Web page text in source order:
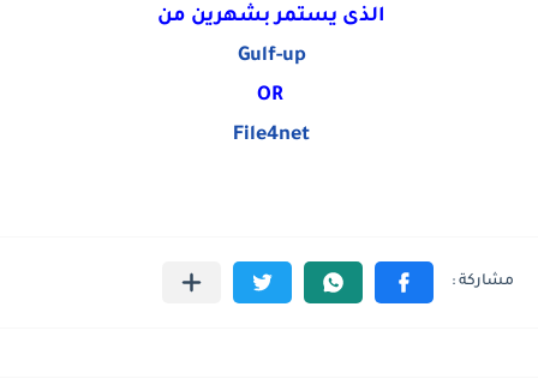
الذى يستمر بشهرين من
Gulf-up
OR
File4net